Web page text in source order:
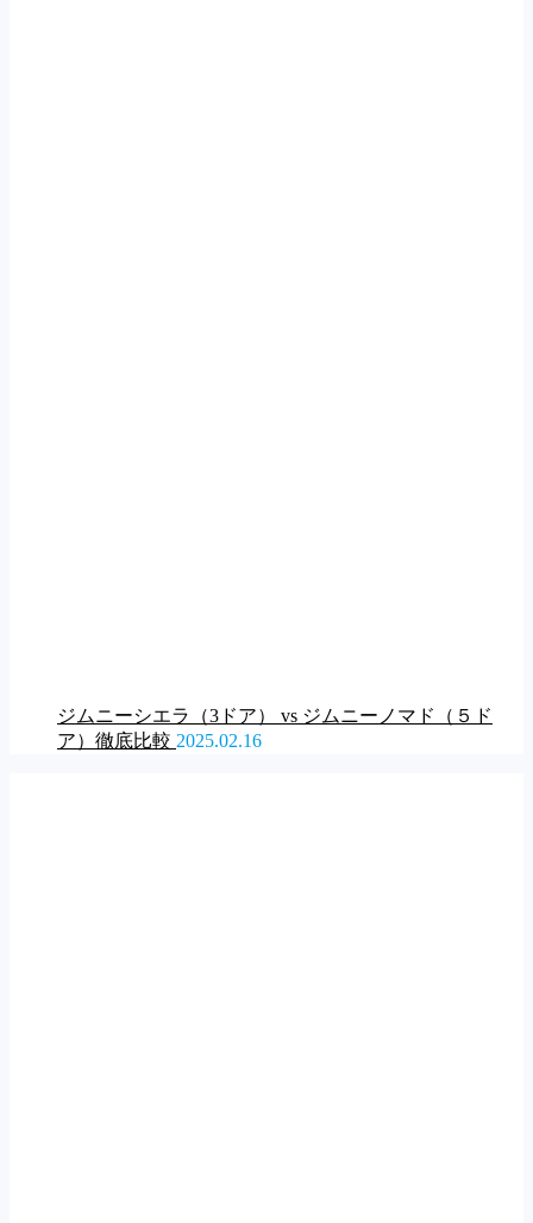
ジムニーシエラ（3ドア） vs ジムニーノマド（５ド
ア）徹底比較 2025.02.16